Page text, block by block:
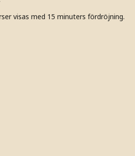
visas med 15 minuters fördröjning.